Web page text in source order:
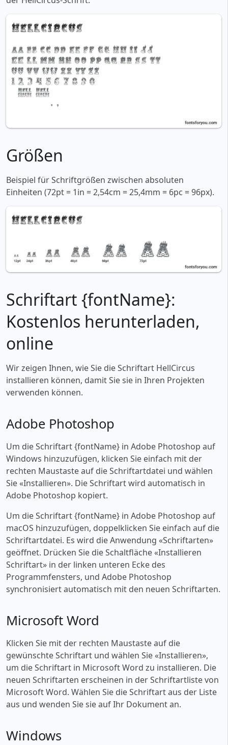
Größen
Beispiel für Schriftgrößen zwischen absoluten
Einheiten (72pt = 1in = 2,54cm = 25,4mm = 6pc = 96px).
Schriftart {fontName}:
Kostenlos herunterladen,
online
Wir zeigen Ihnen, wie Sie die Schriftart HellCircus
installieren können, damit Sie sie in Ihren Projekten
verwenden können.
Adobe Photoshop
Um die Schriftart {fontName} in Adobe Photoshop auf
Windows hinzuzufügen, klicken Sie einfach mit der
rechten Maustaste auf die Schriftartdatei und wählen
Sie «‎Installieren». Die Schriftart wird automatisch in
Adobe Photoshop kopiert.
Um die Schriftart {fontName} in Adobe Photoshop auf
macOS hinzuzufügen, doppelklicken Sie einfach auf die
Schriftartdatei. Es wird die Anwendung «‎Schriftarten»
geöffnet. Drücken Sie die Schaltfläche «‎Installieren
Schriftart» in der linken unteren Ecke des
Programmfensters, und Adobe Photoshop
synchronisiert automatisch mit den neuen Schriftarten.
Microsoft Word
Klicken Sie mit der rechten Maustaste auf die
gewünschte Schriftart und wählen Sie «‎Installieren»,
um die Schriftart in Microsoft Word zu installieren. Die
neuen Schriftarten erscheinen in der Schriftartliste von
Microsoft Word. Wählen Sie die Schriftart aus der Liste
aus und wenden Sie sie auf Ihr Dokument an.
Windows